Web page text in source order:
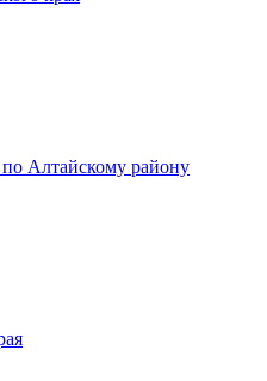
Алтайскому району